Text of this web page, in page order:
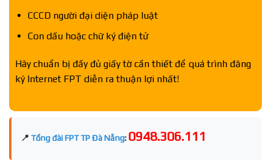
CCCD người đại diện pháp luật
Con dấu hoặc chữ ký điện tử
Hãy chuẩn bị đầy đủ giấy tờ cần thiết để quá trình đăng
ký Internet FPT diễn ra thuận lợi nhất!
📍 Tổng đài FPT TP Đà Nẵng: 0948.306.111